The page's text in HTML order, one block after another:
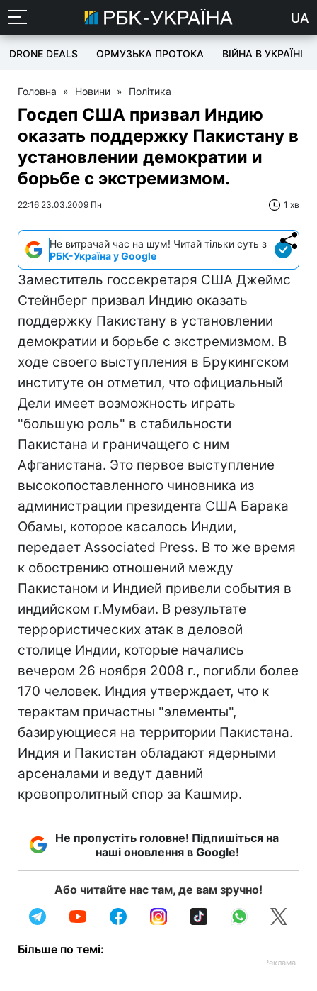
UA
DRONE DEALS ОРМУЗЬКА ПРОТОКА ВІЙНА В УКРАЇНІ
Головна » Новини » Політика
Госдеп США призвал Индию
оказать поддержку Пакистану в
установлении демократии и
борьбе с экстремизмом.
22:16 23.03.2009 Пн 1 хв
Не витрачай час на шум! Читай тільки суть з
РБК-Україна у Google
Заместитель госсекретаря США Джеймс
Стейнберг призвал Индию оказать
поддержку Пакистану в установлении
демократии и борьбе с экстремизмом. В
ходе своего выступления в Брукингском
институте он отметил, что официальный
Дели имеет возможность играть
"большую роль" в стабильности
Пакистана и граничащего с ним
Афганистана. Это первое выступление
высокопоставленного чиновника из
администрации президента США Барака
Обамы, которое касалось Индии,
передает Associated Press. В то же время
к обострению отношений между
Пакистаном и Индией привели события в
индийском г.Мумбаи. В результате
террористических атак в деловой
столице Индии, которые начались
вечером 26 ноября 2008 г., погибли более
170 человек. Индия утверждает, что к
терактам причастны "элементы",
базирующиеся на территории Пакистана.
Индия и Пакистан обладают ядерными
арсеналами и ведут давний
кровопролитный спор за Кашмир.
Не пропустіть головне! Підпишіться на
наші оновлення в Google!
Або читайте нас там, де вам зручно!
Більше по темі: